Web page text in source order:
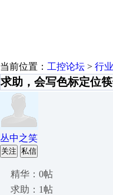
当前位置： 工控论坛 > 行业
求助，会写色标定位
丛中之笑
关注 私信
精华：0帖
求助：1帖